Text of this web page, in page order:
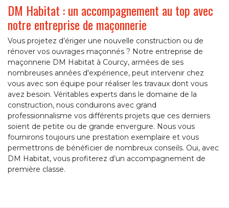
DM Habitat : un accompagnement au top avec
notre entreprise de maçonnerie
Vous projetez d’ériger une nouvelle construction ou de
rénover vos ouvrages maçonnés ? Notre entreprise de
maçonnerie DM Habitat à Courcy, armées de ses
nombreuses années d'expérience, peut intervenir chez
vous avec son équipe pour réaliser les travaux dont vous
avez besoin. Véritables experts dans le domaine de la
construction, nous conduirons avec grand
professionnalisme vos différents projets que ces derniers
soient de petite ou de grande envergure. Nous vous
fournirons toujours une prestation exemplaire et vous
permettrons de bénéficier de nombreux conseils. Oui, avec
DM Habitat, vous profiterez d’un accompagnement de
première classe.